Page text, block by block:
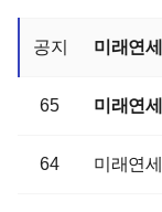
공지 미래연
65 미래연
64 미래연